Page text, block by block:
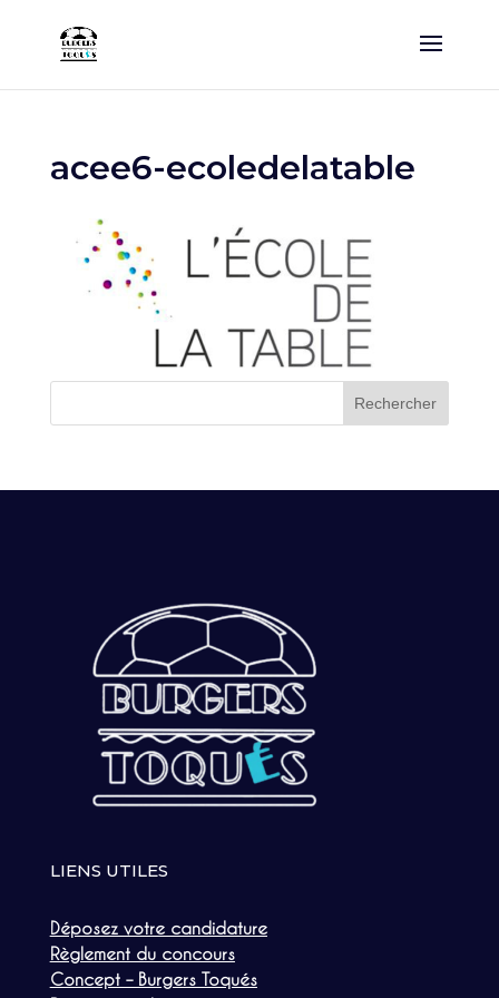
acee6-ecoledelatable
LIENS UTILES
Déposez votre candidature
Règlement du concours
Concept – Burgers Toqués